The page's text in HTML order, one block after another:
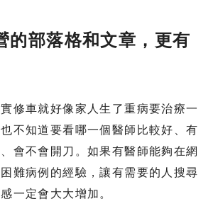
的部落格和文章，更有
修車就好像家人生了重病要治療一
不知道要看哪一個醫師比較好、有
會不會開刀。如果有醫師能夠在網
難病例的經驗，讓有需要的人搜尋
一定會大大增加。